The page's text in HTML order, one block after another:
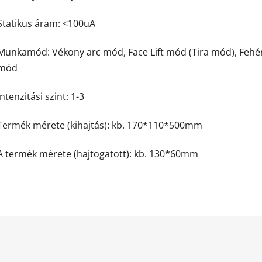
áram: <100uA
Vékony arc mód, Face Lift mód (Tira mód),
szint: 1-3
mérete (kihajtás): kb. 170*110*500mm
termék mérete (hajtogatott): kb. 130*60mm